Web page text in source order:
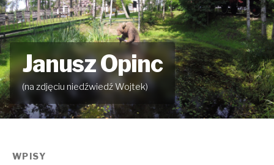
Janusz Opinc
(na zdjęciu niedźwiedź Wojtek)
WPISY